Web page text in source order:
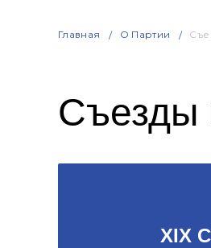
Главная О Партии
XIX